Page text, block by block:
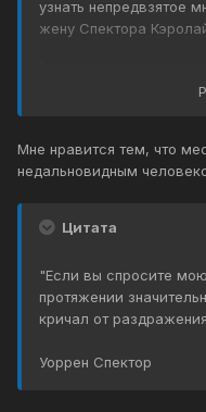
узнать непредвзятое
жену Спектора
мысли: "Боже, мы
начинает миссию!
Харви Смит
Она начала
ящик в воду,
оттуда верхом на
Мне нравится тем, что
недальновидным
Цитата
"Если вы спросите
протяжении
кричал от
Уоррен Спектор